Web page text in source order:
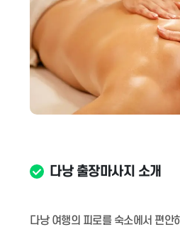
다낭 출장마사지 소개
다낭 여행의 피로를 숙소에서 편안